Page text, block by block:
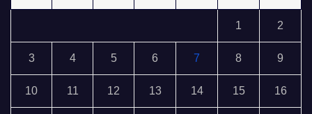
1 2
3 4 5 6 7 8 9
10 11 12 13 14 15 16